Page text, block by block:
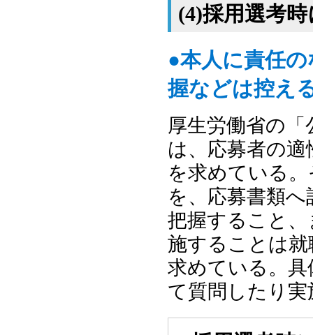
(4)採用選考
●本人に責任
握などは控え
厚生労働省の
は、応募者の
を求めている
を、応募書類
把握すること
施することは
求めている。
て質問したり